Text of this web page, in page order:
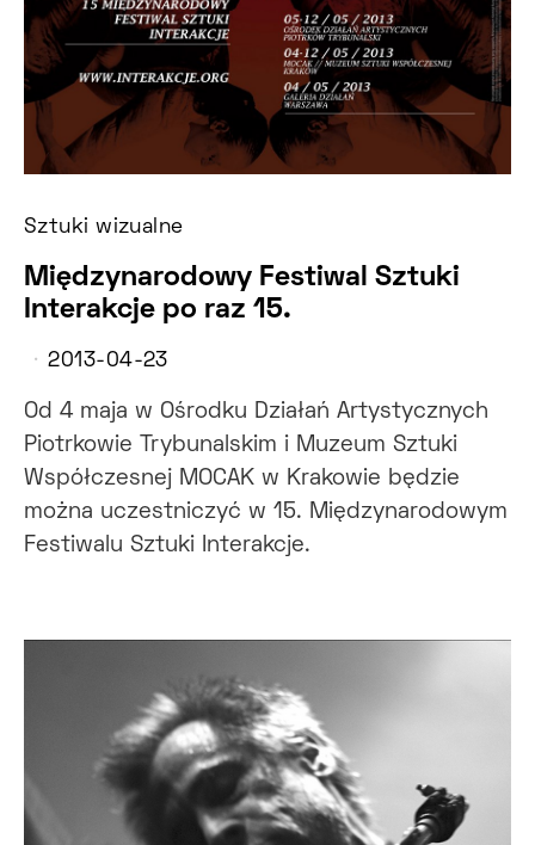
Sztuki wizualne
Międzynarodowy Festiwal Sztuki
Interakcje po raz 15.
2013-04-23
Od 4 maja w Ośrodku Działań Artystycznych
Piotrkowie Trybunalskim i Muzeum Sztuki
Współczesnej MOCAK w Krakowie będzie
można uczestniczyć w 15. Międzynarodowym
Festiwalu Sztuki Interakcje.